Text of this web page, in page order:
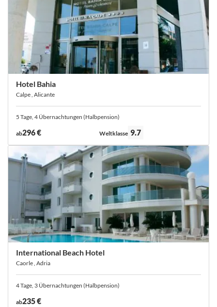
Hotel Bahia
Calpe , Alicante
5 Tage, 4 Übernachtungen (Halbpension)
ab296 € Bewertung:
Weltklasse 9.7
International Beach Hotel
Caorle , Adria
4 Tage, 3 Übernachtungen (Halbpension)
ab235 €